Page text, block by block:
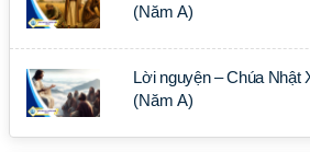
(Năm A)
Lời nguyện – Chúa Nhật
(Năm A)